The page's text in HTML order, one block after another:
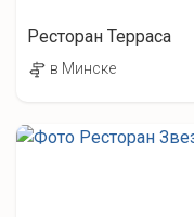
Ресторан Терраса
в Минске